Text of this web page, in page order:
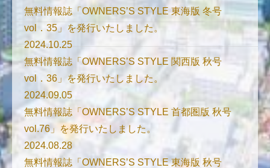
無料情報誌「OWNERS’S STYLE 東海版 冬号
vol．35」を発行いたしました。
2024.10.25
無料情報誌「OWNERS’S STYLE 関西版 秋号
vol．36」を発行いたしました。
2024.09.05
無料情報誌「OWNERS’S STYLE 首都圏版 秋号
vol.76」を発行いたしました。
2024.08.28
無料情報誌「OWNERS’S STYLE 東海版 秋号